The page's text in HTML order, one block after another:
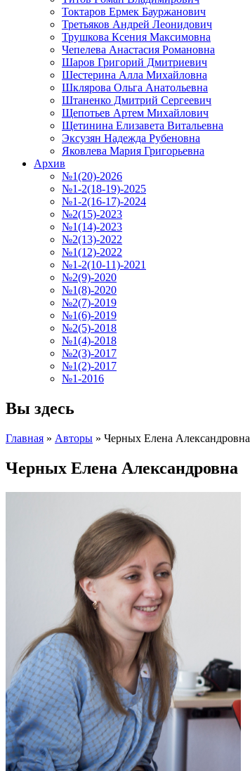
Токтаров Ермек Бауржанович
Третьяков Андрей Леонидович
Трушкова Ксения Максимовна
Чепелева Анастасия Романовна
Шаров Григорий Дмитриевич
Шестерина Алла Михайловна
Шклярова Ольга Анатольевна
Штаненко Дмитрий Сергеевич
Щепотьев Артем Михайлович
Щетинина Елизавета Витальевна
Эксузян Надежда Рубеновна
Яковлева Мария Григорьевна
Архив
№1(20)-2026
№1-2(18-19)-2025
№1-2(16-17)-2024
№2(15)-2023
№1(14)-2023
№2(13)-2022
№1(12)-2022
№1-2(10-11)-2021
№2(9)-2020
№1(8)-2020
№2(7)-2019
№1(6)-2019
№2(5)-2018
№1(4)-2018
№2(3)-2017
№1(2)-2017
№1-2016
Вы здесь
Главная » Авторы » Черных Елена Александровна
Черных Елена Александровна